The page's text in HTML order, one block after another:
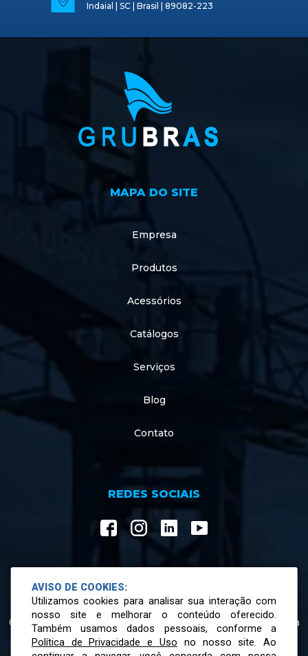
Indaial | SC | Brasil | 89082-223
MAPA DO SITE
Empresa
Produtos
Acessórios
Catálogos
Serviços
Blog
Contato
REDES SOCIAIS
ATENDIMENTO
07h30 às 12h00 e 13h00 às 17h18 de segunda a sexta-feira
AVISO DE COOKIES:
Utilizamos cookies para analisar sua interação com
nosso site e melhorar o conteúdo oferecido.
Também usamos dados pessoais, conforme a
Política de Privacidade e Uso no nosso site. Ao